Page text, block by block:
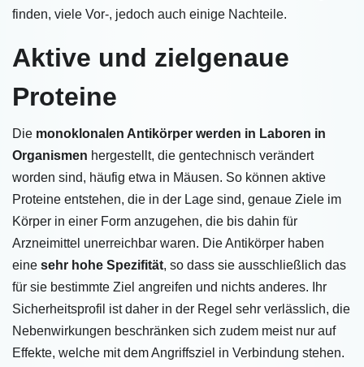
finden, viele Vor-, jedoch auch einige Nachteile.
Aktive und zielgenaue
Proteine
Die monoklonalen Antikörper werden in Laboren in
Organismen hergestellt, die gentechnisch verändert
worden sind, häufig etwa in Mäusen. So können aktive
Proteine entstehen, die in der Lage sind, genaue Ziele im
Körper in einer Form anzugehen, die bis dahin für
Arzneimittel unerreichbar waren. Die Antikörper haben
eine sehr hohe Spezifität, so dass sie ausschließlich das
für sie bestimmte Ziel angreifen und nichts anderes. Ihr
Sicherheitsprofil ist daher in der Regel sehr verlässlich, die
Nebenwirkungen beschränken sich zudem meist nur auf
Effekte, welche mit dem Angriffsziel in Verbindung stehen.